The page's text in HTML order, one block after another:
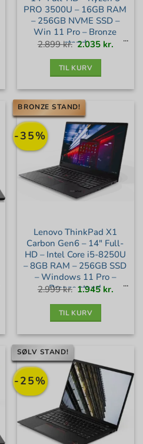
PRO 3500U – 16GB RAM
– 256GB NVME SSD –
Win 11 Pro – Bronze
stand
2.899kr. Den
oprindelige
pris
2.035 kr. Den
TIL KURV
-35%
BRONZE STAND!
Lenovo ThinkPad X1
Carbon Gen6 – 14″ Full-
HD – Intel Core i5-8250U
– 8GB RAM – 256GB SSD
– Windows 11 Pro –
Bronze stand
2.999kr. Den
oprindelige
pris
1.945 kr. Den
TIL KURV
-25%
SØLV STAND!